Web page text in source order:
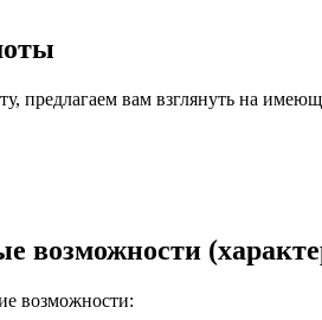
предлагаем вам взглянуть на
возможности
возможности: